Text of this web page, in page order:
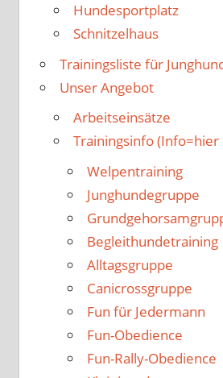
Hundesportplatz
Schnitzelhaus
Trainingsliste für
Unser Angebot
Arbeitseinsätze
Trainingsinfo (Info=hier
Welpentraining
Junghundegruppe
Begleithundetraining
Alltagsgruppe
Canicrossgruppe
Fun für Jedermann
Fun-Obedience
Fun-Rally-Obedience